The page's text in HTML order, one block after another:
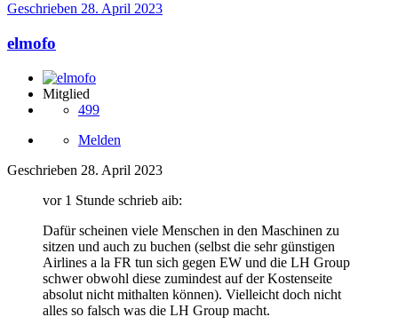
Geschrieben 28. April 2023
elmofo
Mitglied
499
Melden
Geschrieben 28. April 2023
vor 1 Stunde schrieb aib:
Dafür scheinen viele Menschen in den Maschinen zu
sitzen und auch zu buchen (selbst die sehr günstigen
Airlines a la FR tun sich gegen EW und die LH Group
schwer obwohl diese zumindest auf der Kostenseite
absolut nicht mithalten können). Vielleicht doch nicht
alles so falsch was die LH Group macht.